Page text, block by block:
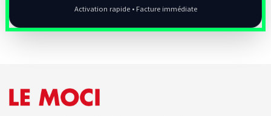
Activation rapide • Facture immédiate